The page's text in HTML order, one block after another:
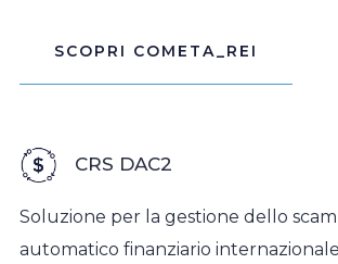
SCOPRI COMETA_REI
CRS DAC2
Soluzione per la gestione dello
automatico finanziario internazionale